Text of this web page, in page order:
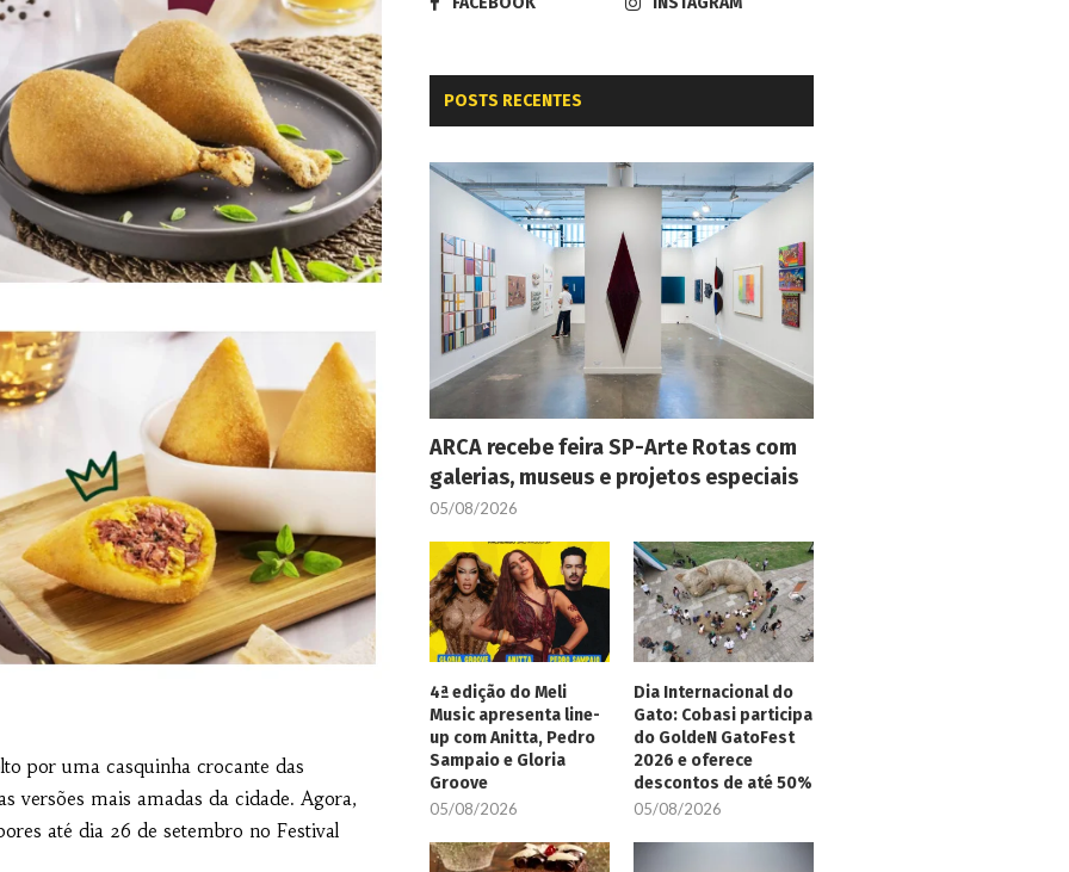
por uma casquinha crocante das
versões mais amadas da cidade. Agora,
até dia 26 de setembro no Festival
POSTS RECENTES
ARCA recebe feira SP-Arte Rotas com
galerias, museus e projetos especiais
05/08/2026
4ª edição do Meli
Music apresenta line-
up com Anitta, Pedro
Sampaio e Gloria
Groove
05/08/2026
Dia Internacional do
Gato: Cobasi participa
do GoldeN GatoFest
2026 e oferece
descontos de até 50%
05/08/2026